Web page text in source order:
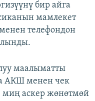
бир айга
мамлекет
телефондон
маалыматты
АКШ менен чек
миң аскер жөнөтмөй